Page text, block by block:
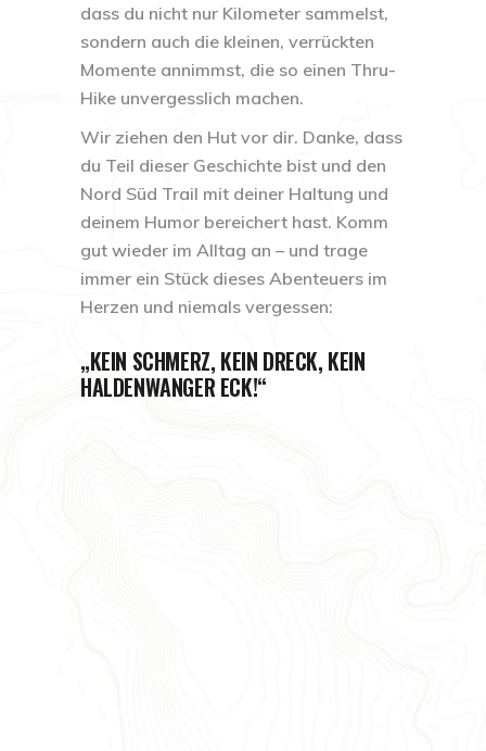
dass du nicht nur Kilometer sammelst,
sondern auch die kleinen, verrückten
Momente annimmst, die so einen Thru-
Hike unvergesslich machen.
Wir ziehen den Hut vor dir. Danke, dass
du Teil dieser Geschichte bist und den
Nord Süd Trail mit deiner Haltung und
deinem Humor bereichert hast. Komm
gut wieder im Alltag an – und trage
immer ein Stück dieses Abenteuers im
Herzen und niemals vergessen:
„KEIN SCHMERZ, KEIN DRECK, KEIN
HALDENWANGER ECK!“